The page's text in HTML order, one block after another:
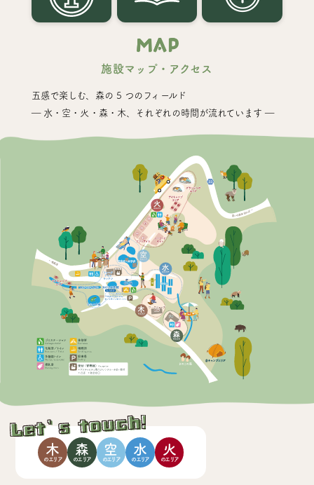
MAP
施設マップ・アクセス
五感で楽しむ、森の 5 つのフィールド
― 水・空・火・森・木、それぞれの時間が流れています ―
木
のエリア
森
のエリア
空
のエリア
水
のエリア
火
のエリア